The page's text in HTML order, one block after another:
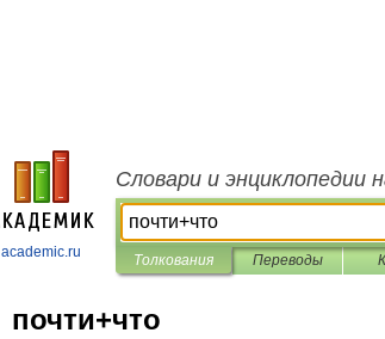
academic.ru
Словари и энциклопедии
Толкования Переводы
почти+что